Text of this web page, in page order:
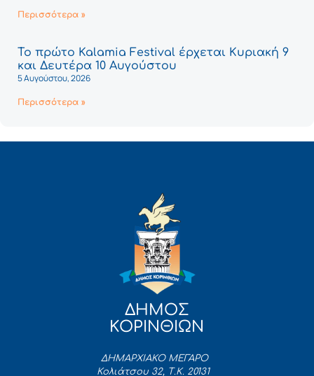
Περισσότερα »
Το πρώτο Kalamia Festival έρχεται Κυριακή 9
και Δευτέρα 10 Αυγούστου
5 Αυγούστου, 2026
Περισσότερα »
ΔΗΜΟΣ
ΚΟΡΙΝΘΙΩΝ
ΔΗΜΑΡΧΙΑΚΟ ΜΕΓΑΡΟ
Κολιάτσου 32, Τ.Κ. 20131